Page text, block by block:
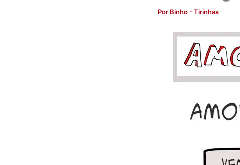
Por Binho-Tirinhas